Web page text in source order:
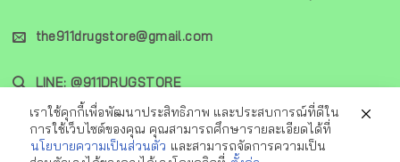
the911drugstore@gmail.com
LINE: @911DRUGSTORE
เราใช้คุกกี้เพื่อพัฒนาประสิทธิภาพ และประสบการณ์ที่ดีใน
การใช้เว็บไซต์ของคุณ คุณสามารถศึกษารายละเอียดได้ที่
นโยบายความเป็นส่วนตัว และสามารถจัดการความเป็น